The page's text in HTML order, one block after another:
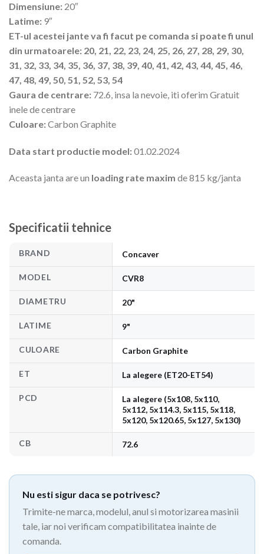
Dimensiune: 20″
Latime: 9″
ET-ul acestei jante va fi facut pe comanda si poate fi unul
din urmatoarele: 20, 21, 22, 23, 24, 25, 26, 27, 28, 29, 30,
31, 32, 33, 34, 35, 36, 37, 38, 39, 40, 41, 42, 43, 44, 45, 46,
47, 48, 49, 50, 51, 52, 53, 54
Gaura de centrare: 72.6, insa la nevoie, iti oferim Gratuit
inele de centrare
Culoare:Carbon Graphite
Data start productie model:01.02.2024
Aceasta janta are un loading rate maxim de 815 kg/janta
Specificatii tehnice
BRAND Concaver
MODEL CVR8
DIAMETRU 20"
LATIME 9"
CULOARE Carbon Graphite
ET La alegere (ET20-ET54)
PCD
La alegere (5x108, 5x110,
5x112, 5x114.3, 5x115, 5x118,
5x120, 5x120.65, 5x127, 5x130)
CB 72.6
Nu esti sigur daca se potrivesc?
Trimite-ne marca, modelul, anul si motorizarea masinii
tale, iar noi verificam compatibilitatea inainte de
comanda.